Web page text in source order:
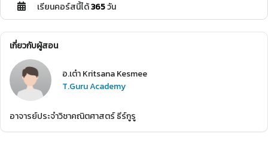
เรียนคอร์สนี้ได้365วัน
เกี่ยวกับผู้สอน
อ.เต๋า Kritsana Kesmee
T.Guru Academy
อาจารย์ประจำวิชาคณิตศาสตร์ ธีร์กูรู